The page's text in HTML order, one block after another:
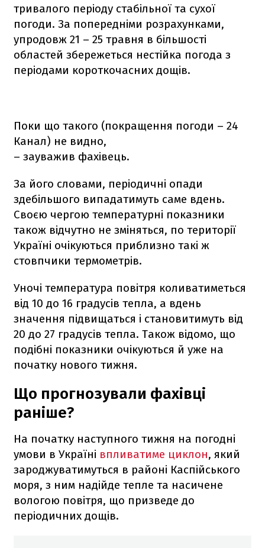
тривалого періоду стабільної та сухої
погоди. За попередніми розрахунками,
упродовж 21 – 25 травня в більшості
областей збережеться нестійка погода з
періодами короткочасних дощів.
Поки що такого (покращення погоди – 24
Канал) не видно,
– зауважив фахівець.
За його словами, періодичні опади
здебільшого випадатимуть саме вдень.
Своєю чергою температурні показники
також відчутно не зміняться, по території
Україні очікуються приблизно такі ж
стовпчики термометрів.
Уночі температура повітря коливатиметься
від 10 до 16 градусів тепла, а вдень
значення підвищаться і становитимуть від
20 до 27 градусів тепла. Також відомо, що
подібні показники очікуються й уже на
початку нового тижня.
Що прогнозували фахівці
раніше?
На початку наступного тижня на погодні
умови в Україні впливатиме циклон, який
зароджуватимуться в районі Каспійського
моря, з ним надійде тепле та насичене
вологою повітря, що призведе до
періодичних дощів.